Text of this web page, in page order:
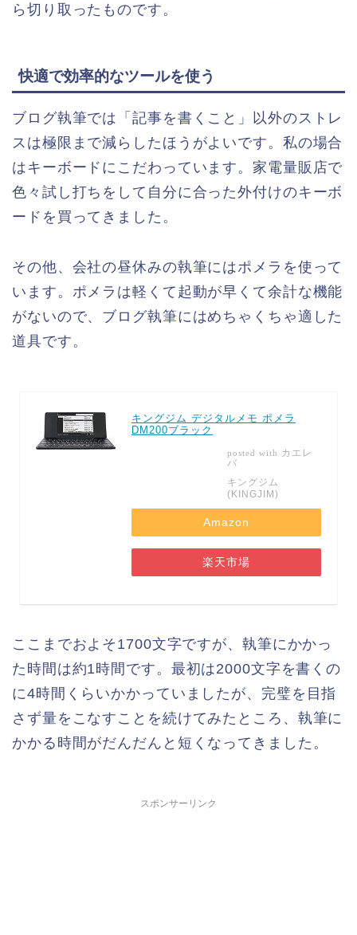
ら切り取ったものです。
快適で効率的なツールを使う
ブログ執筆では「記事を書くこと」以外のストレ
スは極限まで減らしたほうがよいです。私の場合
はキーボードにこだわっています。家電量販店で
色々試し打ちをして自分に合った外付けのキーボ
ードを買ってきました。
その他、会社の昼休みの執筆にはポメラを使って
います。ポメラは軽くて起動が早くて余計な機能
がないので、ブログ執筆にはめちゃくちゃ適した
道具です。
キングジム デジタルメモ ポメラ
DM200ブラック
posted with カエレ
バ
キングジム
(KINGJIM)
Amazon
楽天市場
ここまでおよそ1700文字ですが、執筆にかかっ
た時間は約1時間です。最初は2000文字を書くの
に4時間くらいかかっていましたが、完璧を目指
さず量をこなすことを続けてみたところ、執筆に
かかる時間がだんだんと短くなってきました。
スポンサーリンク